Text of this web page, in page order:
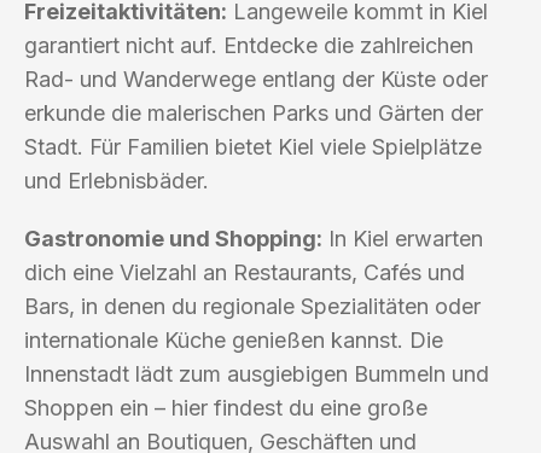
Freizeitaktivitäten: Langeweile kommt in Kiel
garantiert nicht auf. Entdecke die zahlreichen
Rad- und Wanderwege entlang der Küste oder
erkunde die malerischen Parks und Gärten der
Stadt. Für Familien bietet Kiel viele Spielplätze
und Erlebnisbäder.
Gastronomie und Shopping: In Kiel erwarten
dich eine Vielzahl an Restaurants, Cafés und
Bars, in denen du regionale Spezialitäten oder
internationale Küche genießen kannst. Die
Innenstadt lädt zum ausgiebigen Bummeln und
Shoppen ein – hier findest du eine große
Auswahl an Boutiquen, Geschäften und